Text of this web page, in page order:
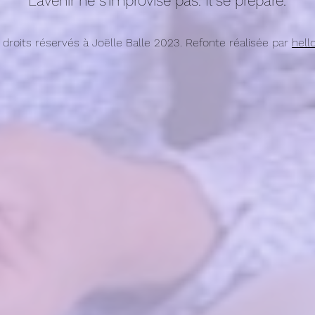
droits réservés à Joëlle Balle 2023. Refonte réalisée par